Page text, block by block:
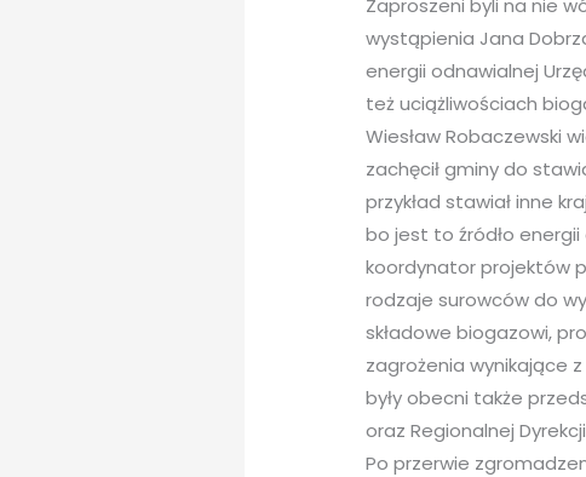
Zaproszeni byli na nie
wystąpienia Jana
energii odnawialnej
też uciążliwościach
Wiesław Robaczewski
zachęcił gminy do
przykład stawiał inne
bo jest to źródło
koordynator projektów
rodzaje surowców do
składowe biogazowi,
zagrożenia wynikające
były obecni także
oraz Regionalnej
Po przerwie